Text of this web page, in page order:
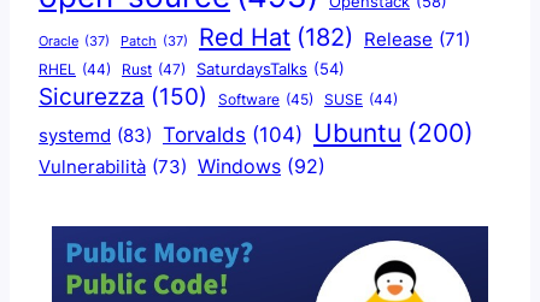
Oracle (37) Patch (37) Red Hat (182) Release (71)
RHEL (44) Rust (47) SaturdaysTalks (54)
Sicurezza (150) Software (45) SUSE (44)
systemd (83) Torvalds (104) Ubuntu (200)
Vulnerabilità (73) Windows (92)